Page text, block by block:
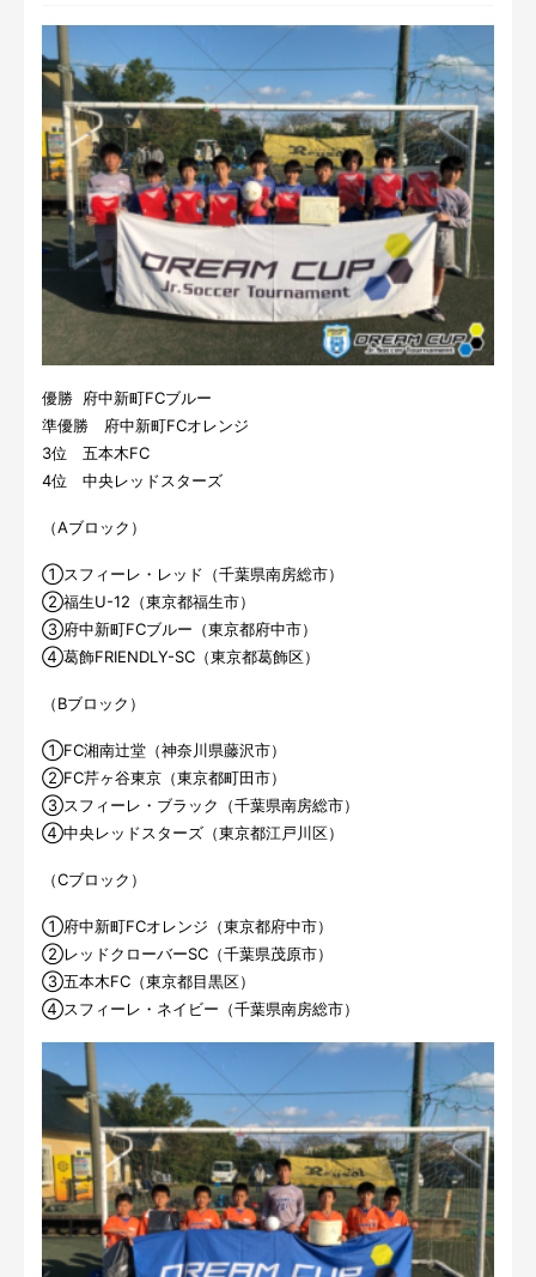
優勝 府中新町FCブルー
準優勝 府中新町FCオレンジ
3位 五本木FC
4位 中央レッドスターズ
（Aブロック）
①スフィーレ・レッド（千葉県南房総市）
②福生U-12（東京都福生市）
③府中新町FCブルー（東京都府中市）
④葛飾FRIENDLY-SC（東京都葛飾区）
（Bブロック）
①FC湘南辻堂（神奈川県藤沢市）
②FC芹ヶ谷東京（東京都町田市）
③スフィーレ・ブラック（千葉県南房総市）
④中央レッドスターズ（東京都江戸川区）
（Cブロック）
①府中新町FCオレンジ（東京都府中市）
②レッドクローバーSC（千葉県茂原市）
③五本木FC（東京都目黒区）
④スフィーレ・ネイビー（千葉県南房総市）